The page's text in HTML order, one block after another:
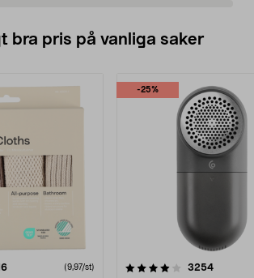
bra pris på vanliga saker
recensioner (9,97/st)
-25%
3254
4.5av 5 stjärnor